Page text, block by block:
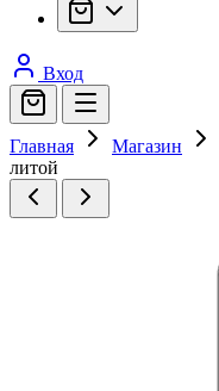
Вход
Главная Магазин
литой